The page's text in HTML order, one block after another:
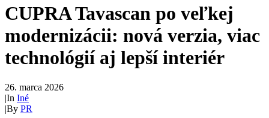
CUPRA Tavascan po veľkej
modernizácii: nová verzia, viac
technológií aj lepší interiér
26. marca 2026
|In Iné
|By PR